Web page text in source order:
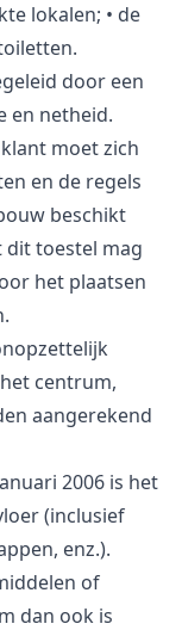
lokalen; • de
door een
en netheid.
moet zich
en de regels
beschikt
dit toestel mag
het plaatsen
centrum,
aangerekend
2006 is het
(inclusief
enz.).
of
dan ook is